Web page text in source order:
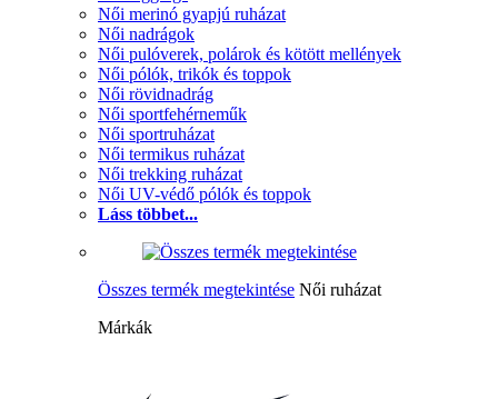
Női merinó gyapjú ruházat
Női nadrágok
Női pulóverek, polárok és kötött mellények
Női pólók, trikók és toppok
Női rövidnadrág
Női sportfehérneműk
Női sportruházat
Női termikus ruházat
Női trekking ruházat
Női UV-védő pólók és toppok
Láss többet...
Összes termék megtekintése Női ruházat
Márkák